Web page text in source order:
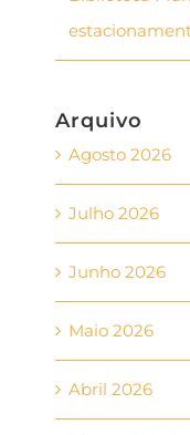
Arquivo
Agosto 2026
Julho 2026
Junho 2026
Maio 2026
Abril 2026